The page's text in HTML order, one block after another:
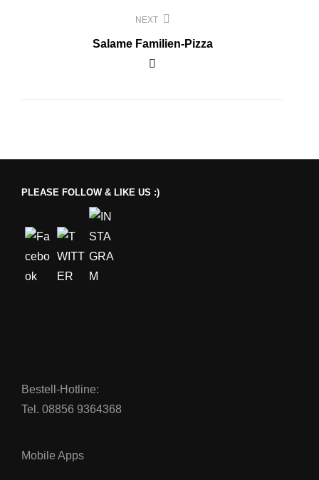
NEXT
Salame Familien-Pizza
PLEASE FOLLOW & LIKE US :)
Bestell-Hotline:
Tel. 08856 9364368
Mobile Apps